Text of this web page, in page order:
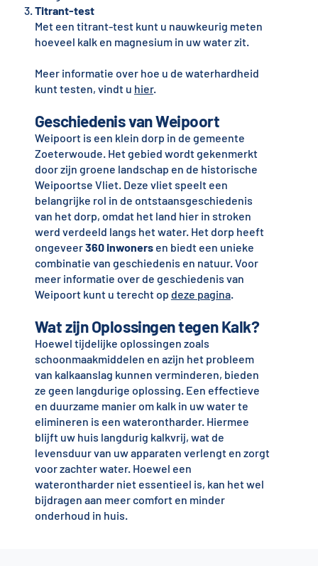
Titrant-test
Met een titrant-test kunt u nauwkeurig meten
hoeveel kalk en magnesium in uw water zit.
Meer informatie over hoe u de waterhardheid
kunt testen, vindt u hier.
Geschiedenis van Weipoort
Weipoort is een klein dorp in de gemeente
Zoeterwoude. Het gebied wordt gekenmerkt
door zijn groene landschap en de historische
Weipoortse Vliet. Deze vliet speelt een
belangrijke rol in de ontstaansgeschiedenis
van het dorp, omdat het land hier in stroken
werd verdeeld langs het water. Het dorp heeft
ongeveer360 inwonersen biedt een unieke
combinatie van geschiedenis en natuur. Voor
meer informatie over de geschiedenis van
Weipoort kunt u terecht op deze pagina.
Wat zijn Oplossingen tegen Kalk?
Hoewel tijdelijke oplossingen zoals
schoonmaakmiddelen en azijn het probleem
van kalkaanslag kunnen verminderen, bieden
ze geen langdurige oplossing. Een effectieve
en duurzame manier om kalk in uw water te
elimineren is een waterontharder. Hiermee
blijft uw huis langdurig kalkvrij, wat de
levensduur van uw apparaten verlengt en zorgt
voor zachter water. Hoewel een
waterontharder niet essentieel is, kan het wel
bijdragen aan meer comfort en minder
onderhoud in huis.